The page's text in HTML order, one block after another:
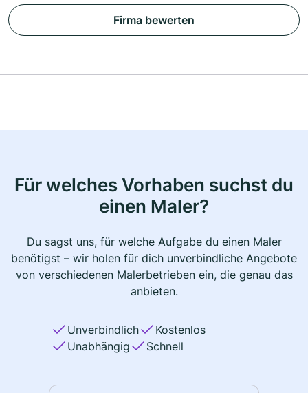
Firma bewerten
Für welches Vorhaben suchst du
einen Maler?
Du sagst uns, für welche Aufgabe du einen Maler
benötigst – wir holen für dich unverbindliche Angebote
von verschiedenen Malerbetrieben ein, die genau das
anbieten.
Unverbindlich
Kostenlos
Unabhängig
Schnell